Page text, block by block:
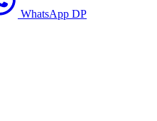
WhatsApp DP